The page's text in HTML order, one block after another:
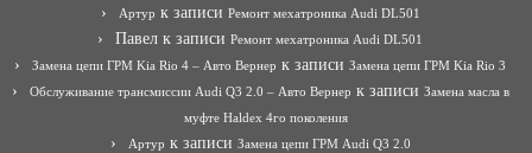
Артур к записи Ремонт мехатроника Audi DL501
Павел к записи Ремонт мехатроника Audi DL501
Замена цепи ГРМ Kia Rio 4 – Авто Вернер к записи Замена цепи ГРМ Kia Rio 3
Обслуживание трансмиссии Audi Q3 2.0 – Авто Вернер к записи Замена масла в
муфте Haldex 4го поколения
Артур к записи Замена цепи ГРМ Audi Q3 2.0